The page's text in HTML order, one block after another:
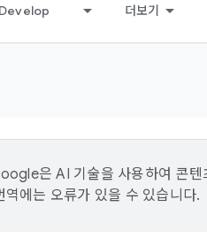
Develop 더보기
은 AI 기술을 사용하여 콘텐
에는 오류가 있을 수 있습니다.